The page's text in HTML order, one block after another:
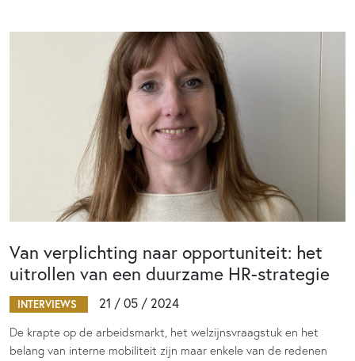
Van verplichting naar opportuniteit: het
uitrollen van een duurzame HR-strategie
INTERVIEWS 21 / 05 / 2024
De krapte op de arbeidsmarkt, het welzijnsvraagstuk en het
belang van interne mobiliteit zijn maar enkele van de redenen